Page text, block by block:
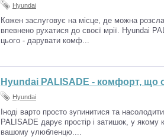
Hyundai
Кожен заслуговує на місце, де можна
впевнено рухатися до своєї мрії. Hyundai
цього - дарувати комф...
Hyundai PALISADE - комфорт, що
Hyundai
Іноді варто просто зупинитися та
PALISADE дарує простір і затишок, у якому
вашому улюбленцю....